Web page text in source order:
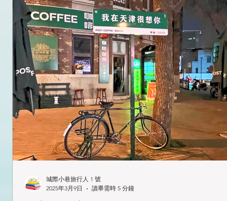
城際小巷旅行人 1 號
2025年3月9日
讀畢需時 5 分鐘